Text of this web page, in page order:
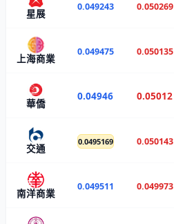
星展
0.049243 0.050269
上海商業
0.049475 0.050135
華僑
0.04946 0.05012
交通
0.0495169 0.050143
南洋商業
0.049511 0.049973